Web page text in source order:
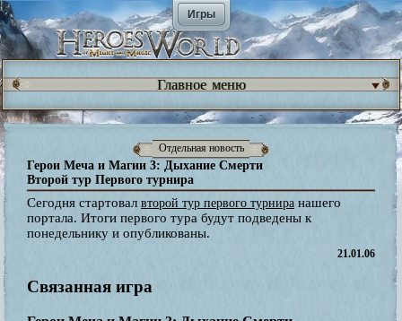
Игры
Главное меню
Отдельная новость
Герои Меча и Магии 3: Дыхание Смерти
Второй тур Первого турнира
Сегодня стартовал второй тур первого турнира нашего
портала. Итоги первого тура будут подведены к
понедельнику и опубликованы.
21.01.06
Связанная игра